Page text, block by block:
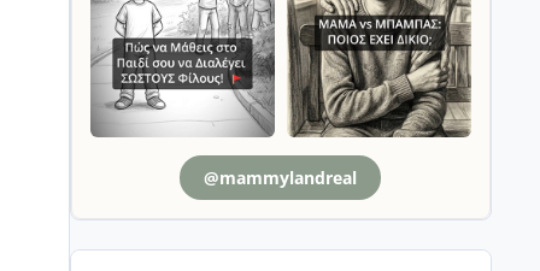
@mammylandreal